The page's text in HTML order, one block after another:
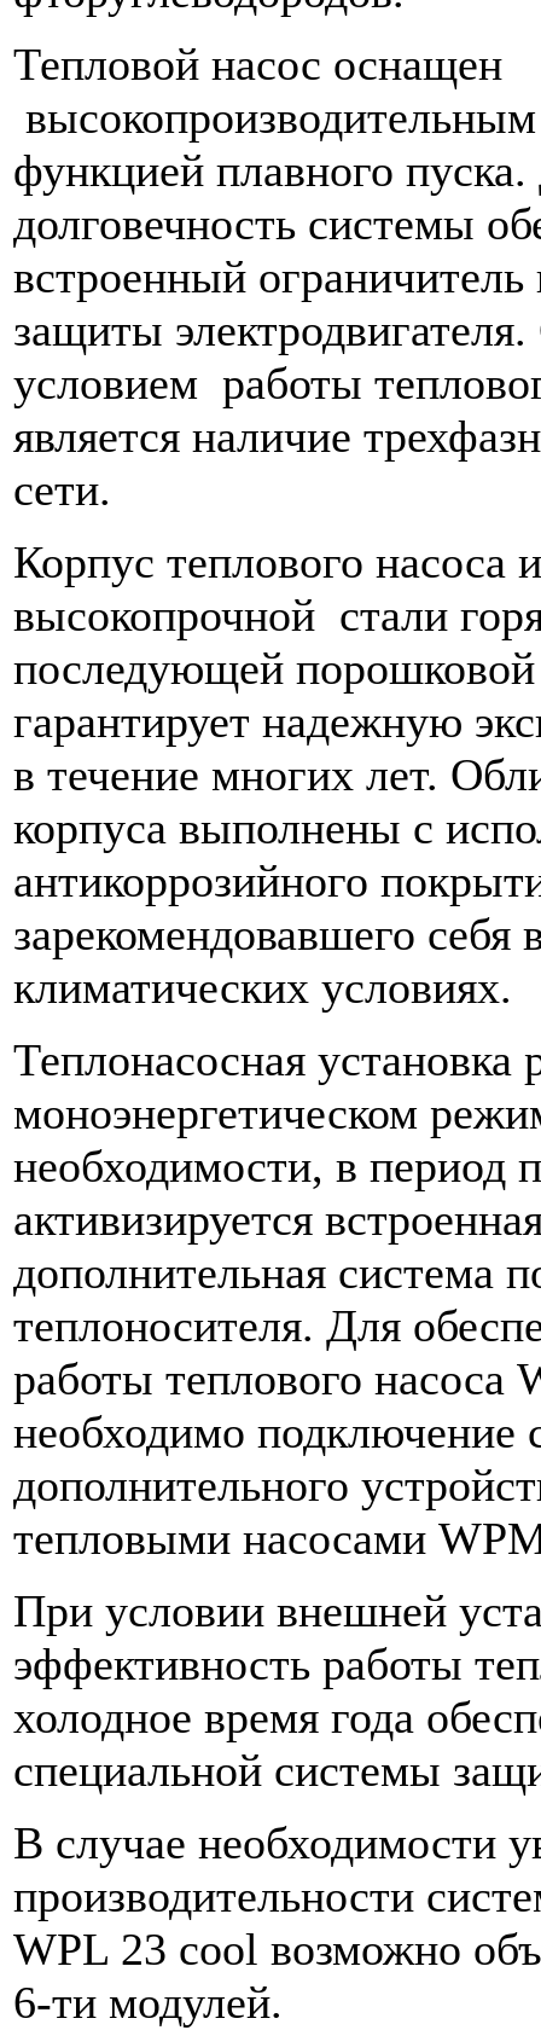
Тепловой насос оснащен
функцией плавного
долговечность системы
встроенный ограничитель
защиты
условием работы
является наличие
сети.
Корпус теплового насоса
высокопрочной стали
последующей порошковой
гарантирует надежную
в течение многих лет.
корпуса выполнены с
антикоррозийного
зарекомендовавшего себя
климатических условиях.
Теплонасосная установка
моноэнергетическом
необходимости, в период
активизируется
дополнительная система
теплоносителя. Для
работы теплового насоса
необходимо подключение
дополнительного
тепловыми насосами
При условии внешней
эффективность работы
холодное время года
специальной системы
В случае необходимости
производительности
WPL 23 cool возможно
6-ти модулей.